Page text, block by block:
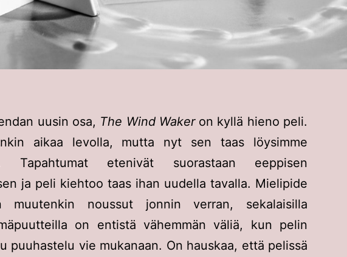
uusin osa, The Wind Wakeron kyllä hieno peli.
aikaa levolla, mutta nyt sen taas löysimme
Tapahtumat etenivät suorastaan eeppisen
ja peli kiehtoo taas ihan uudella tavalla. Mielipide
muutenkin noussut jonnin verran, sekalaisilla
on entistä vähemmän väliä, kun pelin
puuhastelu vie mukanaan. On hauskaa, että pelissä